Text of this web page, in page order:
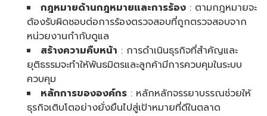
กฎหมายด้านกฎหมายและการร้อง : ตามกฎหมายจะ
ต้องรับผิดชอบต่อการร้องตรวจสอบที่ถูกตรวจสอบจาก
หน่วยงานกำกับดูแล
สร้างความคืบหน้า : การดำเนินธุรกิจที่สำคัญและ
ยุติธรรมจะทำให้พันธมิตรและลูกค้ามีการควบคุมในระบบ
ควบคุม
หลักการขององค์กร : หลักหลักจรรยาบรรณช่วยให้
ธุรกิจเติบโตอย่างยั่งยืนไปสู่เป้าหมายที่ดีในตลาด